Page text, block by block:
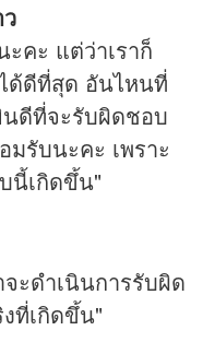
คะ แต่ว่าเราก็
ด้ดีที่สุด อันไหนที่
ดีที่จะรับผิดชอบ
มรับนะคะ เพราะ
นี้เกิดขึ้น"
ะดำเนินการรับผิด
ที่เกิดขึ้น"